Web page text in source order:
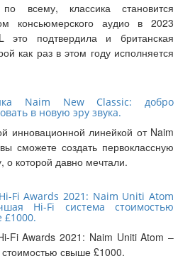
всему, классика становится
консьюмерского аудио в 2023
подтвердила и британская
как раз в этом году исполняется
Naim New Classic: добро
в новую эру звука.
инновационной линейкой от Naim
сможете создать первоклассную
о которой давно мечтали.
Fi Awards 2021: Naim Uniti Atom
Hi-Fi система стоимостью
Fi Awards 2021: Naim Uniti Atom –
свыше £1000.